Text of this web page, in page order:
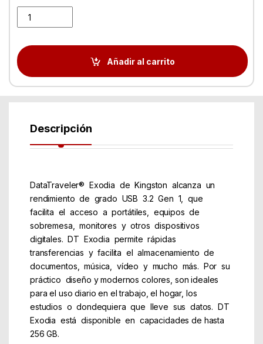
Añadir al carrito
Descripción
DataTraveler® Exodia de Kingston alcanza un
rendimiento de grado USB 3.2 Gen 1, que
facilita el acceso a portátiles, equipos de
sobremesa, monitores y otros dispositivos
digitales. DT Exodia permite rápidas
transferencias y facilita el almacenamiento de
documentos, música, vídeo y mucho más. Por su
práctico diseño y modernos colores, son ideales
para el uso diario en el trabajo, el hogar, los
estudios o dondequiera que lleve sus datos. DT
Exodia está disponible en capacidades de hasta
256 GB.